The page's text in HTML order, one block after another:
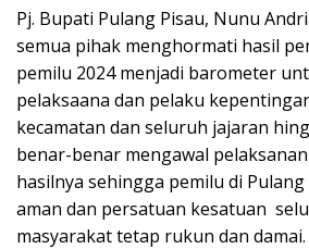
Pj. Bupati Pulang Pisau, Nunu
semua pihak menghormati hasil
pemilu 2024 menjadi barometer
pelaksaana dan pelaku
kecamatan dan seluruh jajaran
benar-benar mengawal
hasilnya sehingga pemilu di
aman dan persatuan kesatuan
masyarakat tetap rukun dan damai.